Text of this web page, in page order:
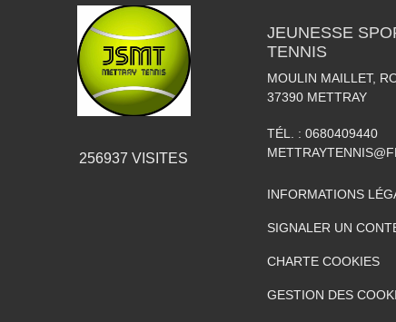
256937 VISITES
JEUNESSE
TENNIS
MOULIN MAILLET,
37390 METTRAY
TÉL. : 0680409440
INFORMATIONS
SIGNALER UN
CHARTE COOKIES
GESTION DES